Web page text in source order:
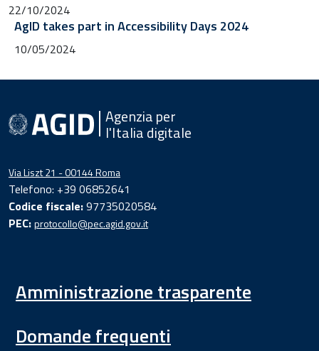
22/10/2024
AgID takes part in Accessibility Days 2024
10/05/2024
Agenzia per
l'Italia digitale
Via Liszt 21 - 00144 Roma
Telefono: +39 06852641
Codice fiscale:97735020584
PEC:protocollo@pec.agid.gov.it
Amministrazione trasparente
Domande frequenti